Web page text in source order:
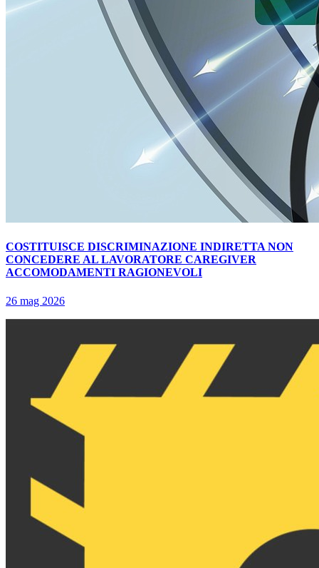
COSTITUISCE DISCRIMINAZIONE INDIRETTA NON
CONCEDERE AL LAVORATORE CAREGIVER
ACCOMODAMENTI RAGIONEVOLI
26 mag 2026